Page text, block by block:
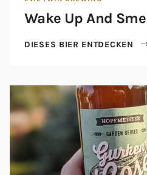
Wake Up And
DIESES BIER ENTDECKEN